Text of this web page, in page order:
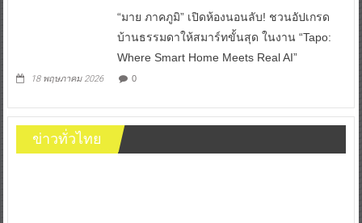
“มาย ภาคภูมิ” เปิดห้องนอนลับ! ชวนอัปเกรด
บ้านธรรมดาให้สมาร์ทขั้นสุด ในงาน “Tapo:
Where Smart Home Meets Real AI”
18 พฤษภาคม 2026 0
ข่าวทั่วไทย